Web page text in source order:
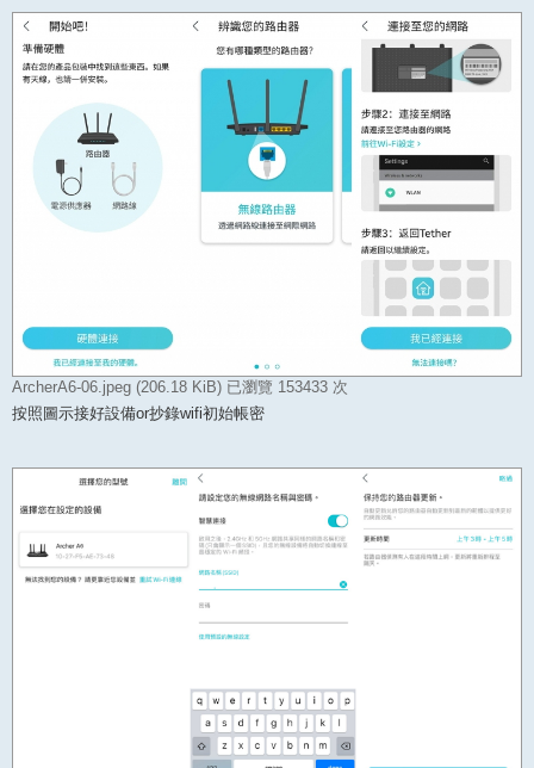
ArcherA6-06.jpeg (206.18 KiB) 已瀏覽 153433 次
按照圖示接好設備or抄錄wifi初始帳密